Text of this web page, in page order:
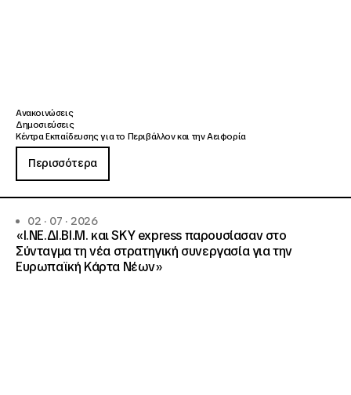
Ανακοινώσεις
Δημοσιεύσεις
Κέντρα Εκπαίδευσης για το Περιβάλλον και την Αειφορία
Περισσότερα
02 · 07 · 2026
«Ι.ΝΕ.ΔΙ.ΒΙ.Μ. και SKY express παρουσίασαν στο
Σύνταγμα τη νέα στρατηγική συνεργασία για την
Ευρωπαϊκή Κάρτα Νέων»